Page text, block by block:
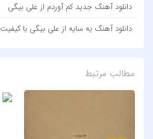
دانلود آهنگ جدید کم آوردم از علی بیگی
دانلود آهنگ یه سایه از علی بیگی با کیفیت 320 + متن آهنگ
مطالب مرتبط